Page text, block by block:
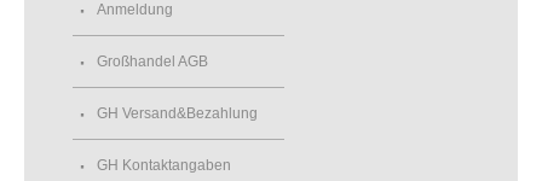
Anmeldung
Großhandel AGB
GH Versand&Bezahlung
GH Kontaktangaben